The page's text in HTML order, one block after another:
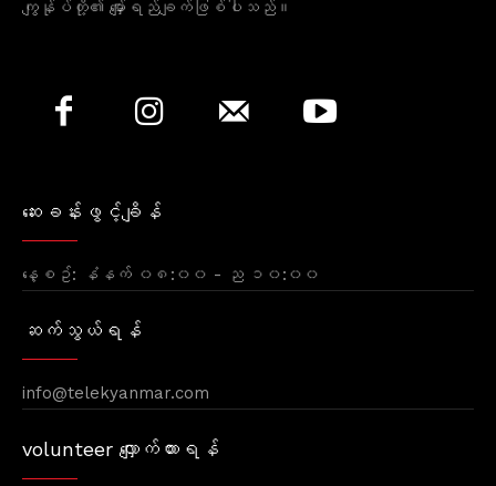
ကျွန်ုပ်တို့၏ မျှော်ရည်ချက်ဖြစ်ပါသည်။
ဆေးခန်းဖွင့်ချိန်
နေ့စဥ်: နံနက် ၀၈:၀၀ - ည ၁၀:၀၀
ဆက်သွယ်ရန်
info@telekyanmar.com
volunteer လျှောက်ထားရန်